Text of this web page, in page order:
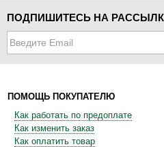
ПОДПИШИТЕСЬ НА
ПОМОЩЬ ПОКУПАТЕЛЮ
Как работать по предоплате
Как изменить заказ
Как оплатить товар